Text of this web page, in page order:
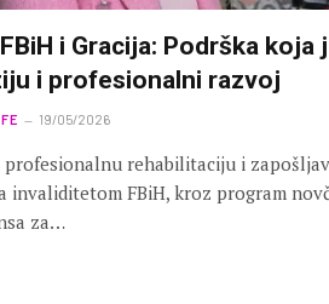
i Gracija: Podrška koja
i profesionalni razvoj
19/05/2026
profesionalnu rehabilitaciju i
invaliditetom FBiH, kroz program
za…